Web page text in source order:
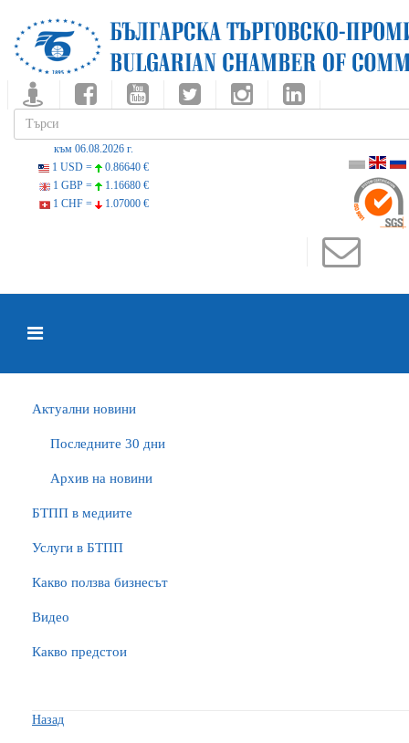
към 06.08.2026 г.
1 USD =
0.86640 €
1 GBP =
1.16680 €
1 CHF =
1.07000 €
Актуални новини
Последните 30 дни
Архив на новини
БTПП в медиите
Услуги в БТПП
Какво ползва бизнесът
Видео
Какво предстои
Назад